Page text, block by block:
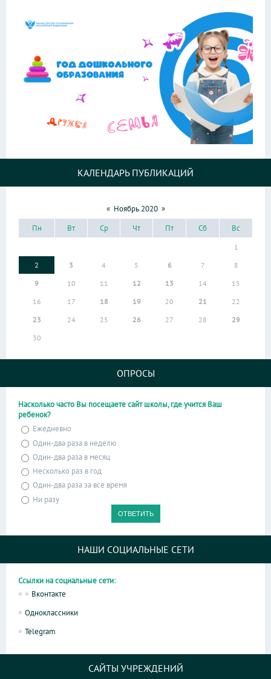
КАЛЕНДАРЬ ПУБЛИКАЦИЙ
« Ноябрь 2020 »
Пн
Вт Ср Чт Пт Сб Вс
1
2
3 4 5 6 7
8
9
10 11 12 13 14
15
16
17 18 19 20 21
22
23
24 25 26 27 28
29
30
ОПРОСЫ
Насколько часто Вы посещаете сайт школы, где учится Ваш
ребенок?
Ежедневно
Один-два раза в неделю
Один-два раза в месяц
Несколько раз в год
Один-два раза за все время
Ни разу
НАШИ СОЦИАЛЬНЫЕ СЕТИ
Ссылки на социальные сети:
Вконтакте
Одноклассники
Telegram
САЙТЫ УЧРЕЖДЕНИЙ